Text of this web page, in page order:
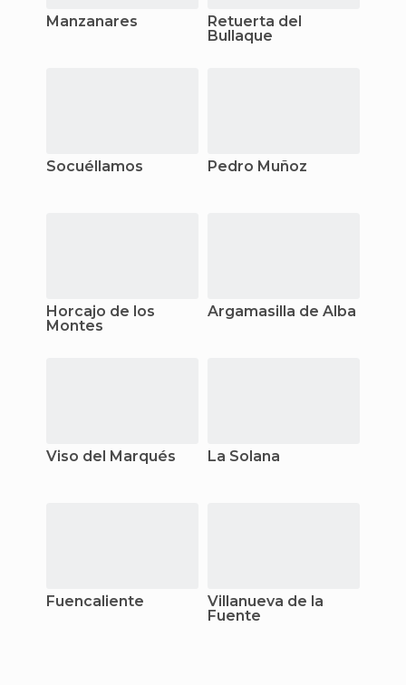
Manzanares
Retuerta del
Bullaque
Socuéllamos Pedro Muñoz
Horcajo de los
Montes
Argamasilla de Alba
Viso del Marqués La Solana
Fuencaliente
Villanueva de la
Fuente